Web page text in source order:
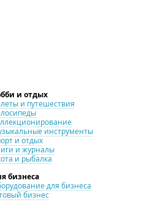
и отдых
и путешествия
инструменты
и отдых
и журналы
и рыбалка
бизнеса
для бизнеса
бизнес